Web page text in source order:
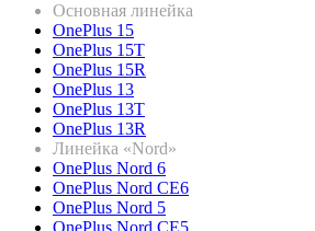
Основная линейка
OnePlus 15
OnePlus 15T
OnePlus 15R
OnePlus 13
OnePlus 13T
OnePlus 13R
Линейка «Nord»
OnePlus Nord 6
OnePlus Nord CE6
OnePlus Nord 5